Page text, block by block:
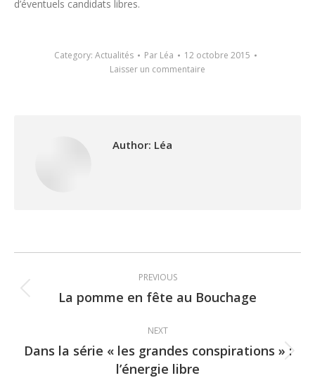
d’éventuels candidats libres.
Category: Actualités Par Léa
12 octobre 2015
Laisser un commentaire
Author: Léa
navigation
PREVIOUS
Previous
La pomme en fête au Bouchage
NEXT
Next
post:
Dans la série « les grandes conspirations » :
l’énergie libre